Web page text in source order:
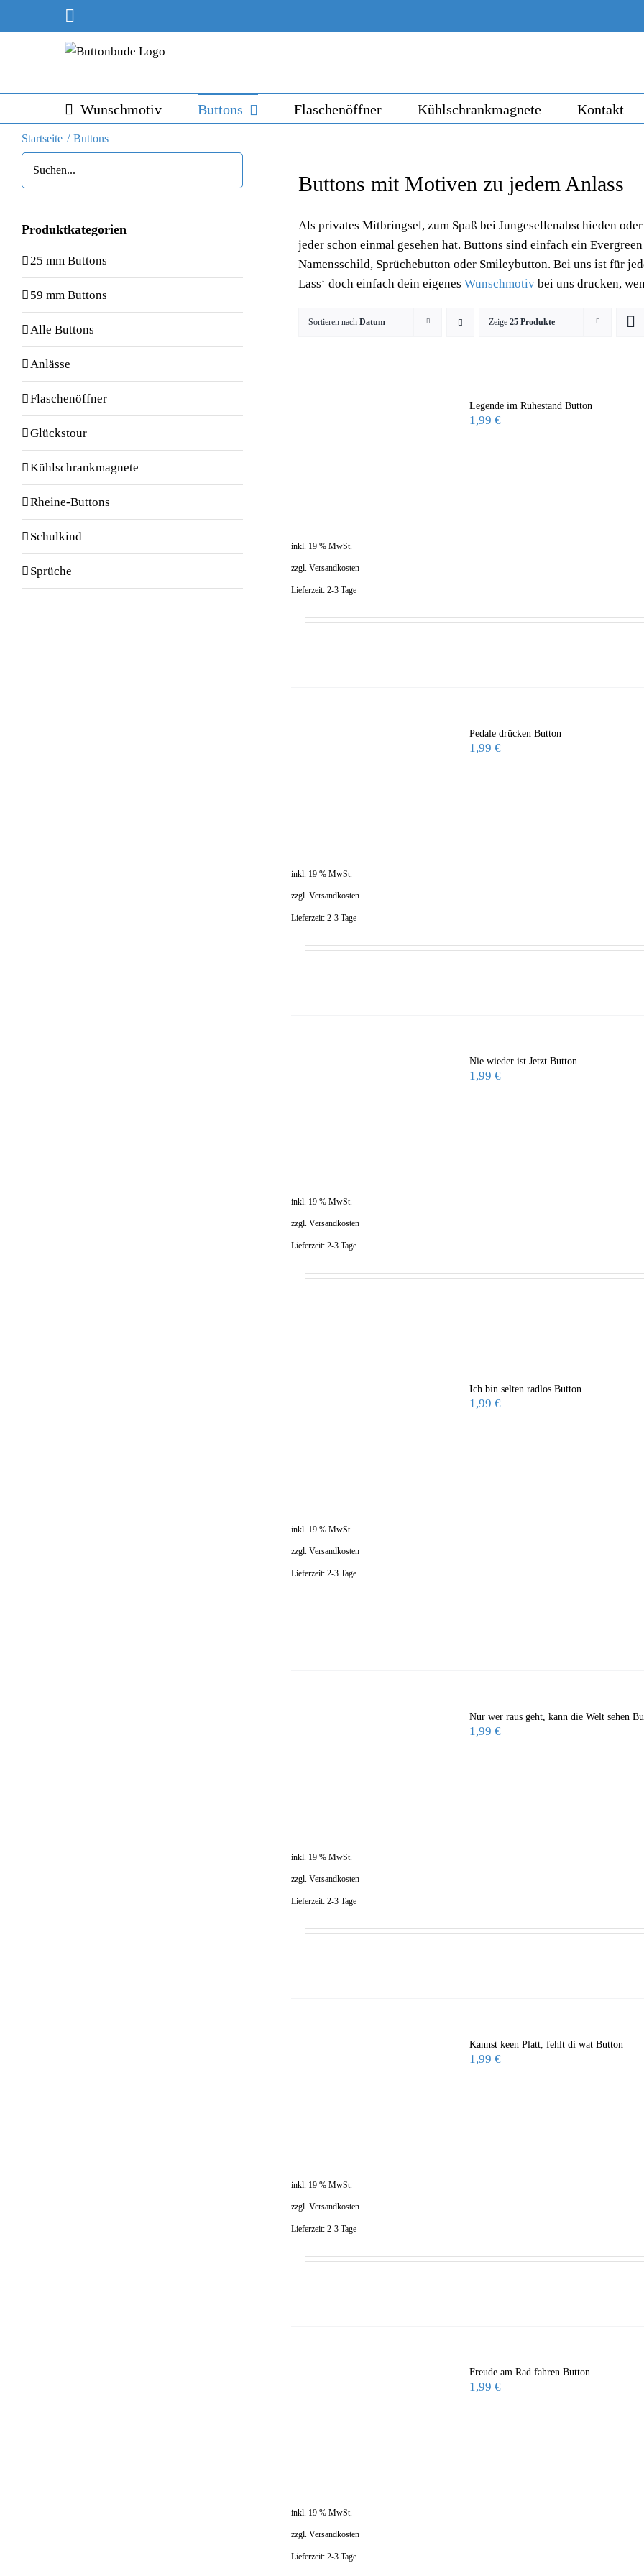
Wunschmotiv Buttons Flaschenöffner Kühlschrankmagnete Kontakt
Startseite Buttons
Buttons mit Motiven zu jedem Anlass
Als privates Mitbringsel, zum Spaß bei Jungesellenabschieden
jeder schon einmal gesehen hat. Buttons sind einfach ein
Namensschild, Sprüchebutton oder Smileybutton. Bei uns ist für
Lass‘ doch einfach dein eigenesWunschmotiv bei uns drucken,
Sortieren nachDatum Zeige25 Produkte
Legende im Ruhestand Button
1,99€
inkl. 19 % MwSt.
zzgl.Versandkosten
Lieferzeit:2-3 Tage
Pedale drücken Button
1,99€
inkl. 19 % MwSt.
zzgl.Versandkosten
Lieferzeit:2-3 Tage
Nie wieder ist Jetzt Button
1,99€
inkl. 19 % MwSt.
zzgl.Versandkosten
Lieferzeit:2-3 Tage
Ich bin selten radlos Button
1,99€
inkl. 19 % MwSt.
zzgl.Versandkosten
Lieferzeit:2-3 Tage
Nur wer raus geht, kann die Welt sehen
1,99€
inkl. 19 % MwSt.
zzgl.Versandkosten
Lieferzeit:2-3 Tage
Kannst keen Platt, fehlt di wat Button
1,99€
inkl. 19 % MwSt.
zzgl.Versandkosten
Lieferzeit:2-3 Tage
Freude am Rad fahren Button
1,99€
inkl. 19 % MwSt.
zzgl.Versandkosten
Lieferzeit:2-3 Tage
Produktkategorien
25 mm Buttons
59 mm Buttons
Alle Buttons
Anlässe
Flaschenöffner
Glückstour
Kühlschrankmagnete
Rheine-Buttons
Schulkind
Sprüche